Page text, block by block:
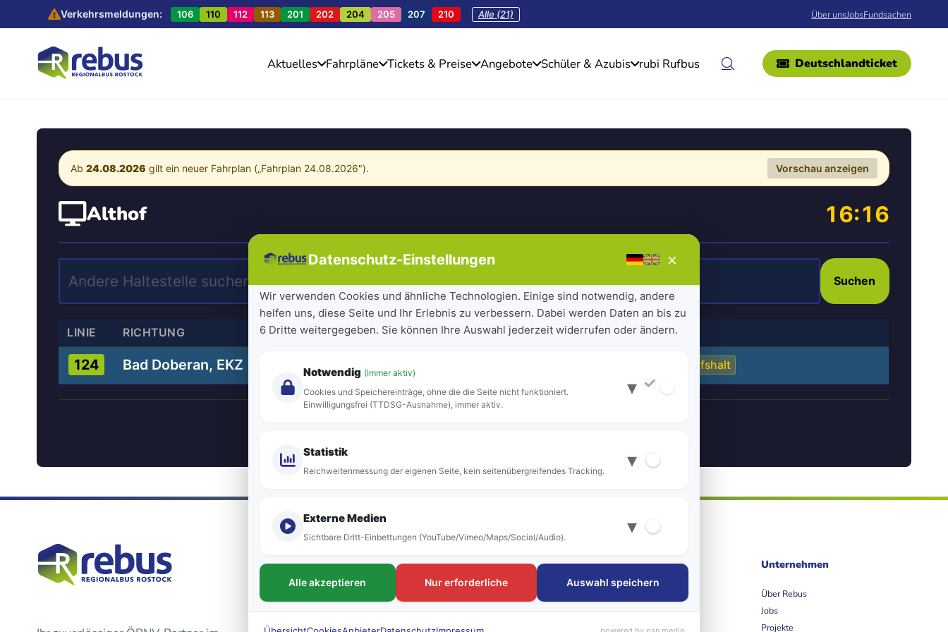
Verkehrsmeldungen: 106 110 112 113 201 202 204 205 207 210 Alle (21) Über unsJobsFundsachen
Aktuelles Fahrpläne Tickets & Preise Angebote Schüler & Azubis rubi Rufbus Deutschlandticket
Ab24.08.2026 gilt ein neuer Fahrplan („Fahrplan 24.08.2026"). Vorschau anzeigen
Althof 16:16
Suchen
LINIE RICHTUNG ABFAHRT STEIG HINWEISE
124 Bad Doberan, EKZ Bedarfshalt
FAHRTEN
Linien & Fahrpläne
Haltestellen
rubi Rufbus
Tickets & Tarife
Schülerkarte
Einzeltickets
Unternehmen
Über Rebus
Jobs
Projekte
Datenschutz-Einstellungen ×
Wir verwenden Cookies und ähnliche Technologien. Einige sind notwendig, andere
helfen uns, diese Seite und Ihr Erlebnis zu verbessern. Dabei werden Daten an bis zu
6 Dritte weitergegeben. Sie können Ihre Auswahl jederzeit widerrufen oder ändern.
Notwendig (Immer aktiv)
Cookies und Speichereinträge, ohne die die Seite nicht funktioniert.
Einwilligungsfrei (TTDSG-Ausnahme), immer aktiv.
▾
Statistik
Reichweitenmessung der eigenen Seite, kein seitenübergreifendes Tracking. ▾
Externe Medien
Sichtbare Dritt-Einbettungen (YouTube/Vimeo/Maps/Social/Audio). ▾
Alle akzeptieren Nur erforderliche Auswahl speichern